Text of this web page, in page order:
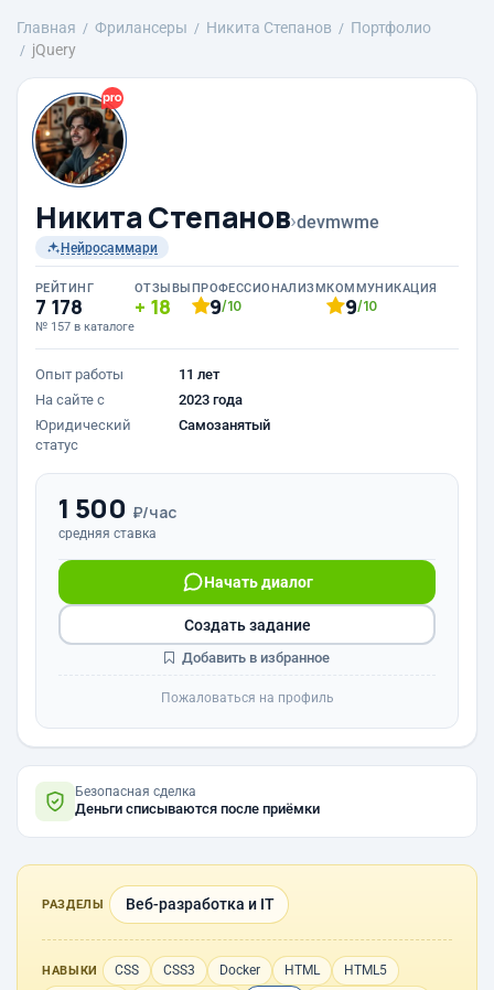
Главная Фрилансеры Никита Степанов
Портфолио
jQuery
Никита Степанов›devmwme
Нейросаммари
РЕЙТИНГ
7 178
№ 157 в каталоге
ОТЗЫВЫ
18
ПРОФЕССИОНАЛИЗМ
9/10
КОММУНИКАЦИЯ
9/10
Опыт работы
11 лет
На сайте с
2023 года
Юридический
статус
Самозанятый
1 500 ₽/час
средняя ставка
Начать диалог
Создать задание
Добавить в избранное
Пожаловаться на профиль
Безопасная сделка
Деньги списываются после приёмки
РАЗДЕЛЫ Веб-разработка и IT
НАВЫКИ CSS CSS3 Docker HTML
HTML5